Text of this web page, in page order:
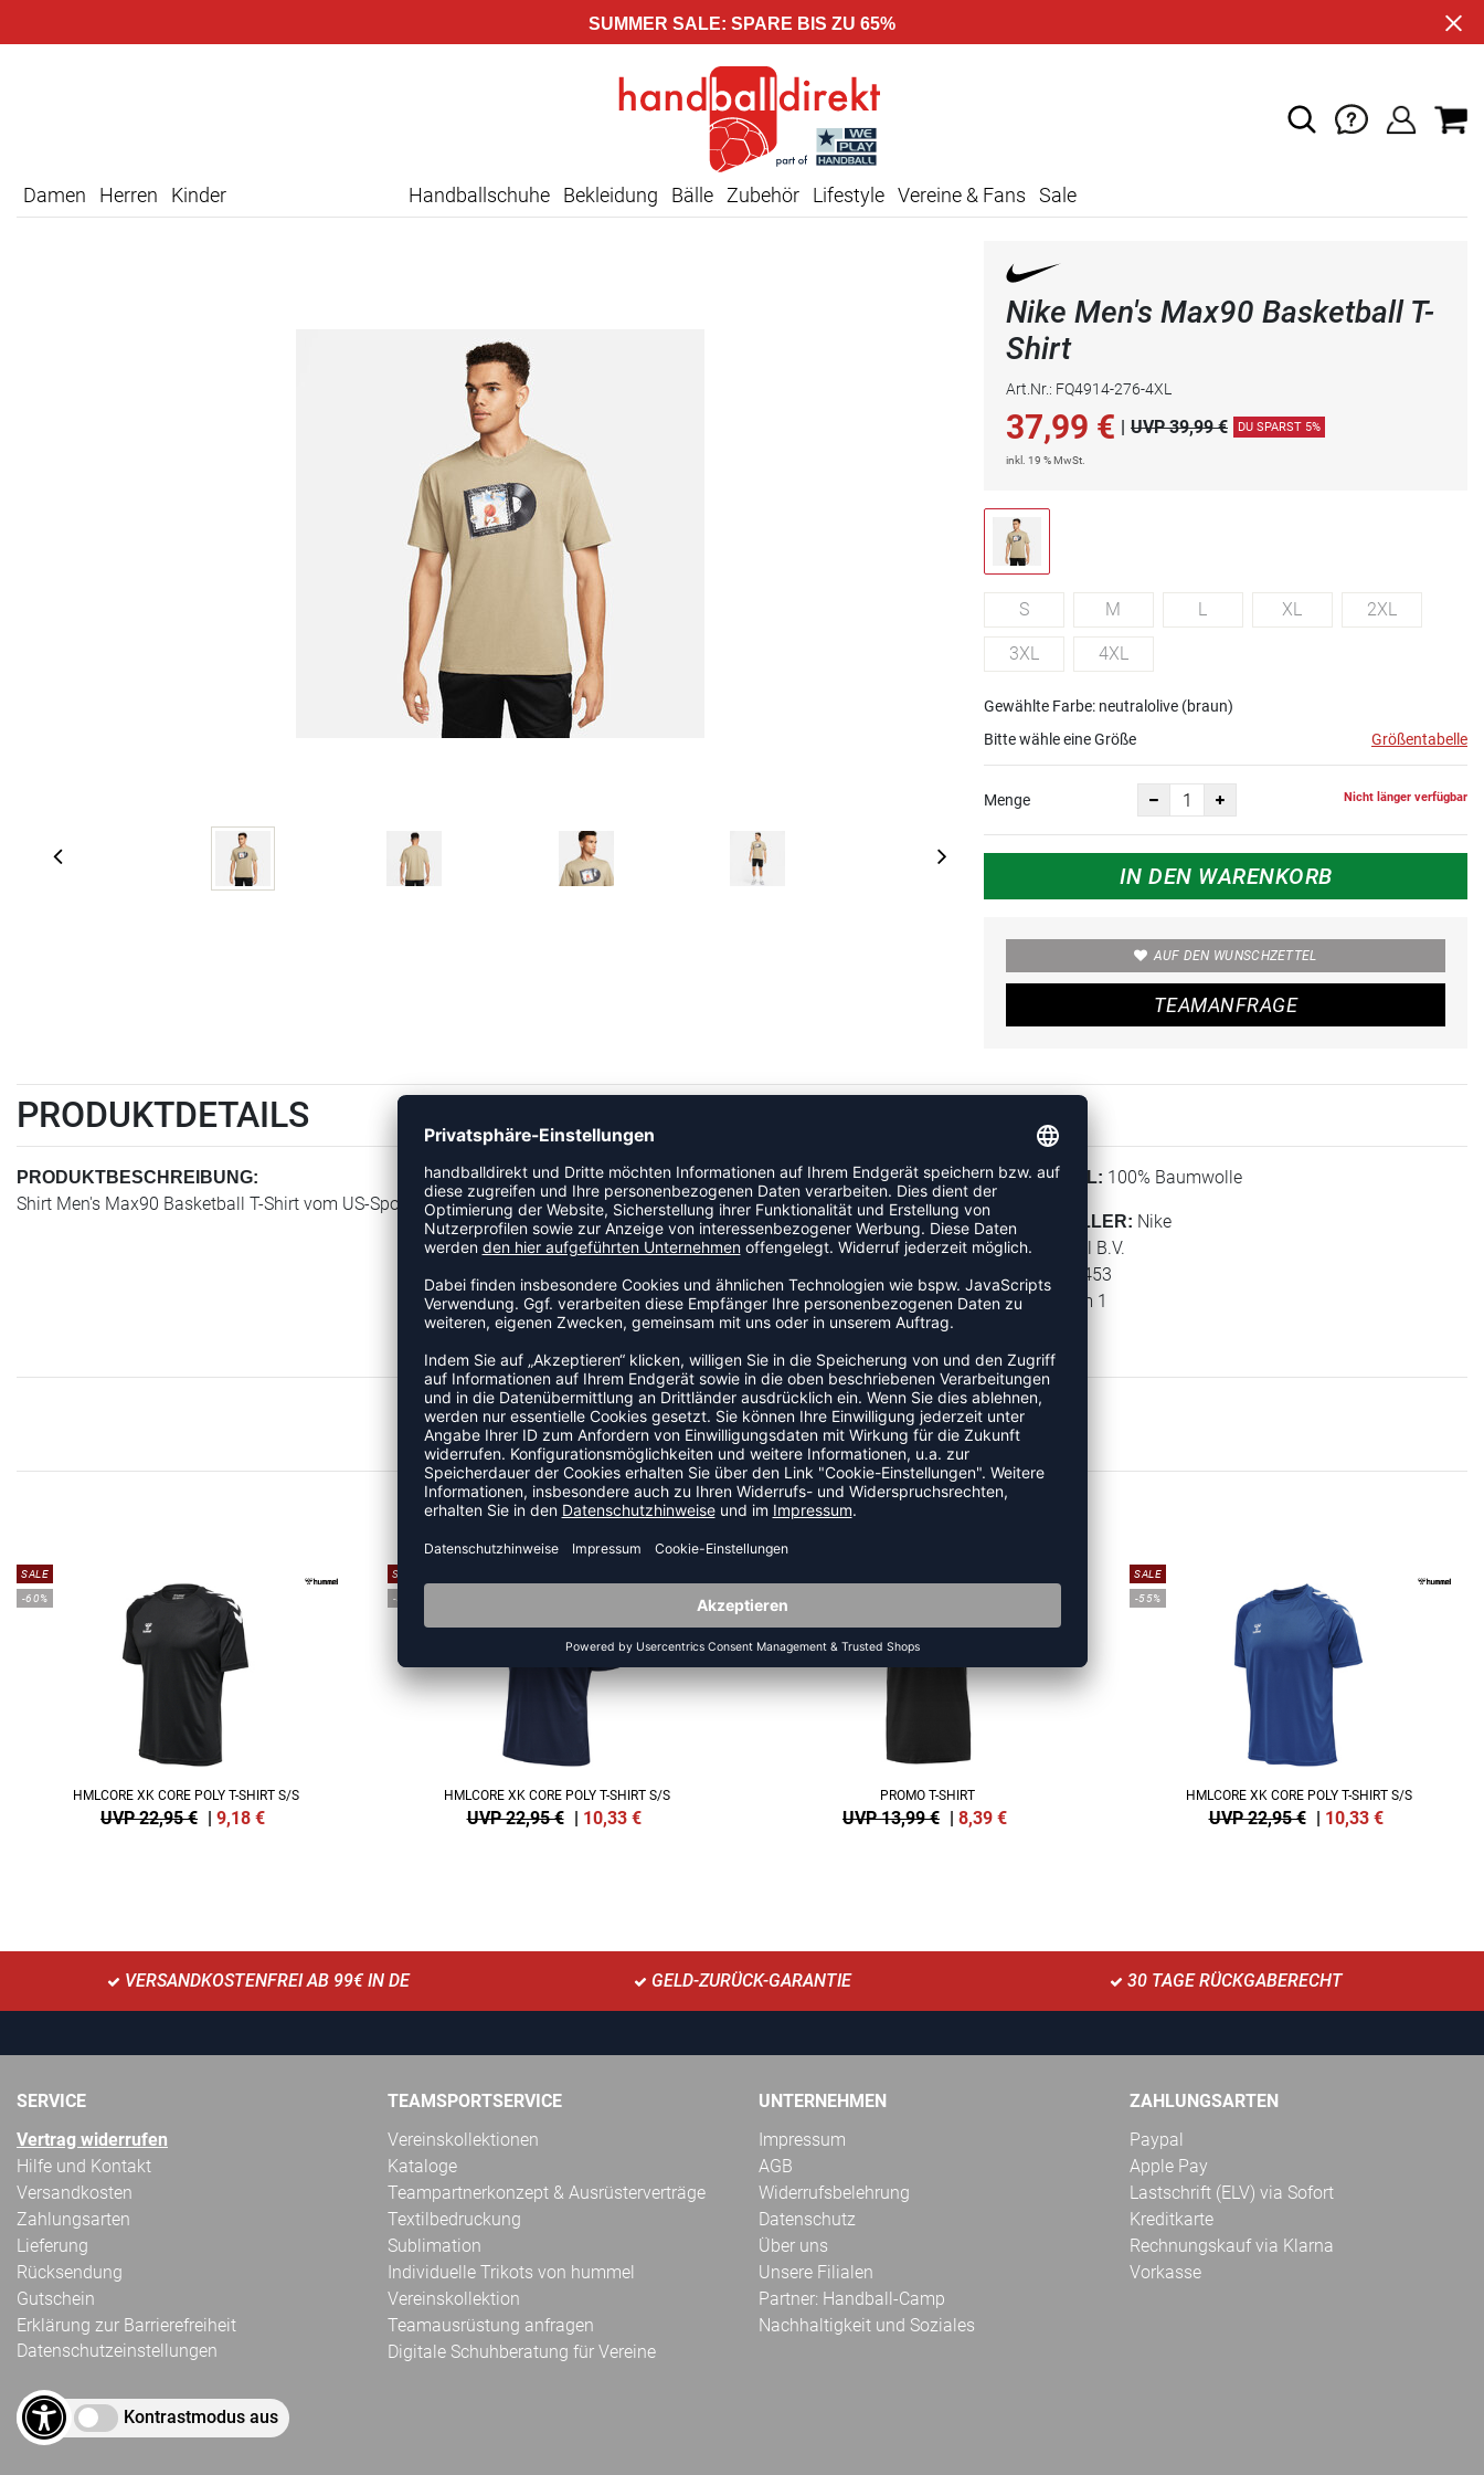
SUMMER SALE: SPARE BIS ZU 65%
Damen Herren Kinder Handballschuhe Bekleidung Bälle Zubehör Lifestyle Vereine & Fans Sale
Nike Men's Max90 Basketball T-
Shirt
Art.Nr.: FQ4914-276-4XL
37,99 € | UVP 39,99 € DU SPARST 5%
inkl. 19 % MwSt.
S M L XL 2XL
3XL 4XL
Gewählte Farbe: neutralolive (braun)
Bitte wähle eine Größe
Größentabelle
Menge Nicht länger verfügbar
IN DEN WARENKORB
AUF DEN WUNSCHZETTEL
TEAMANFRAGE
PRODUKTDETAILS
PRODUKTBESCHREIBUNG:
Shirt Men's Max90 Basketball T-Shirt vom US-Sportartikelhersteller Nike.
MATERIAL: 100% Baumwolle
HERSTELLER: Nike
NIKE Retail B.V.
PO BOX 6453
Colosseum 1
ZULETZT ANGESEHEN
MEHR AUS DER KATEGORIE T-SHIRTS
SALE
-60%
HMLCORE XK CORE POLY T-SHIRT S/S
UVP 22,95 € | 9,18 €
SALE
-55%
HMLCORE XK CORE POLY T-SHIRT S/S
UVP 22,95 € | 10,33 €
PROMO T-SHIRT
UVP 13,99 € | 8,39 €
SALE
-55%
HMLCORE XK CORE POLY T-SHIRT S/S
UVP 22,95 € | 10,33 €
VERSANDKOSTENFREI AB 99€ IN DE GELD-ZURÜCK-GARANTIE 30 TAGE RÜCKGABERECHT
SERVICE
Vertrag widerrufen
Hilfe und Kontakt
Versandkosten
Zahlungsarten
Lieferung
Rücksendung
Gutschein
Erklärung zur Barrierefreiheit
Datenschutzeinstellungen
Kontrastmodus aus
TEAMSPORTSERVICE
Vereinskollektionen
Kataloge
Teampartnerkonzept & Ausrüsterverträge
Textilbedruckung
Sublimation
Individuelle Trikots von hummel
Vereinskollektion
Teamausrüstung anfragen
Digitale Schuhberatung für Vereine
UNTERNEHMEN
Impressum
AGB
Widerrufsbelehrung
Datenschutz
Über uns
Unsere Filialen
Partner: Handball-Camp
Nachhaltigkeit und Soziales
ZAHLUNGSARTEN
Paypal
Apple Pay
Lastschrift (ELV) via Sofort
Kreditkarte
Rechnungskauf via Klarna
Vorkasse